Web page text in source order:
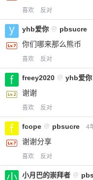
喜欢 反对
yhb爱你 @ pbsucre
你们哪来那么熊币
喜欢 反对
freey2020 @ yhb爱你
谢谢
喜欢 反对
fcope @ pbsucre 4
谢谢分享
喜欢 反对
小月巴的崇拜者 @